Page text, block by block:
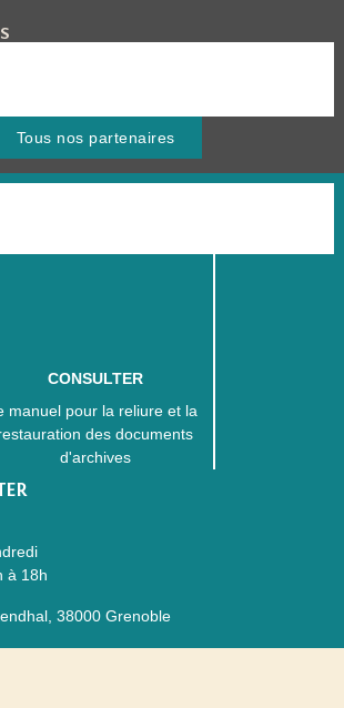
Tous nos partenaires
CONSULTER
manuel pour la reliure et la
des documents
d'archives
à 18h
38000 Grenoble